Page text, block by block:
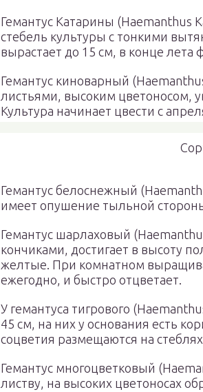
Гемантус Катарины (Haemanthus
стебель культуры с тонкими
вырастает до 15 см, в конце
Гемантус киноварный
листьями, высоким цветоносом,
Культура начинает цвести с
Гемантус белоснежный
имеет опушение тыльной
Гемантус шарлаховый
кончиками, достигает в высоту
желтые. При комнатном
ежегодно, и быстро отцветает.
У гемантуса тигрового
45 см, на них у основания есть
соцветия размещаются на
Гемантус многоцветковый
листву, на высоких цветоносах